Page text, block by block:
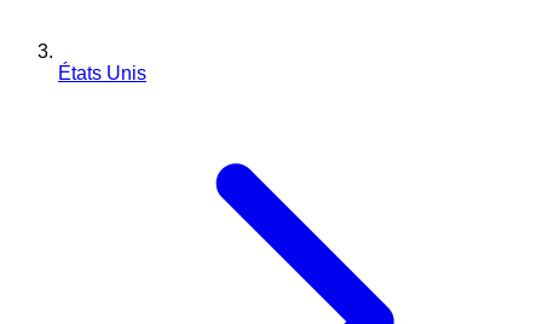
États Unis